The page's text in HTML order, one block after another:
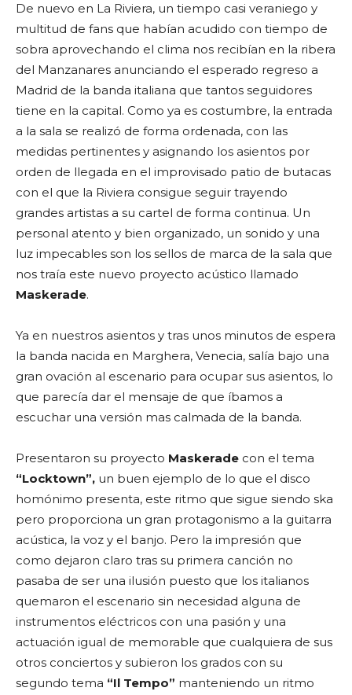
De nuevo en La Riviera, un tiempo casi veraniego y
multitud de fans que habían acudido con tiempo de
sobra aprovechando el clima nos recibían en la ribera
del Manzanares anunciando el esperado regreso a
Madrid de la banda italiana que tantos seguidores
tiene en la capital. Como ya es costumbre, la entrada
a la sala se realizó de forma ordenada, con las
medidas pertinentes y asignando los asientos por
orden de llegada en el improvisado patio de butacas
con el que la Riviera consigue seguir trayendo
grandes artistas a su cartel de forma continua. Un
personal atento y bien organizado, un sonido y una
luz impecables son los sellos de marca de la sala que
nos traía este nuevo proyecto acústico llamado
Maskerade.
Ya en nuestros asientos y tras unos minutos de espera
la banda nacida en Marghera, Venecia, salía bajo una
gran ovación al escenario para ocupar sus asientos, lo
que parecía dar el mensaje de que íbamos a
escuchar una versión mas calmada de la banda.
Presentaron su proyecto Maskerade con el tema
“Locktown”, un buen ejemplo de lo que el disco
homónimo presenta, este ritmo que sigue siendo ska
pero proporciona un gran protagonismo a la guitarra
acústica, la voz y el banjo. Pero la impresión que
como dejaron claro tras su primera canción no
pasaba de ser una ilusión puesto que los italianos
quemaron el escenario sin necesidad alguna de
instrumentos eléctricos con una pasión y una
actuación igual de memorable que cualquiera de sus
otros conciertos y subieron los grados con su
segundo tema “Il Tempo” manteniendo un ritmo